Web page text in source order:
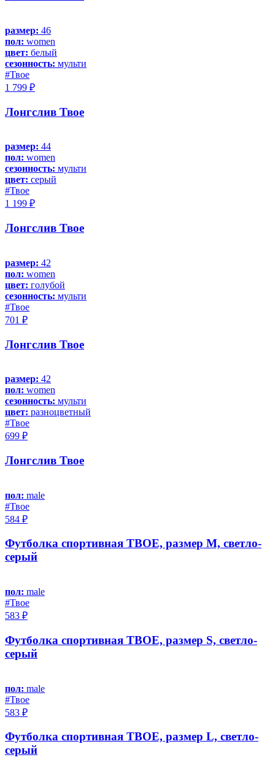
размер: 46
пол: women
цвет: белый
сезонность: мульти
#Твое
1 799 ₽
Лонгслив Твое
размер: 44
пол: women
сезонность: мульти
цвет: серый
#Твое
1 199 ₽
Лонгслив Твое
размер: 42
пол: women
цвет: голубой
сезонность: мульти
#Твое
701 ₽
Лонгслив Твое
размер: 42
пол: women
сезонность: мульти
цвет: разноцветный
#Твое
699 ₽
Лонгслив Твое
пол: male
#Твое
584 ₽
Футболка спортивная ТВОЕ, размер M, светло-
серый
пол: male
#Твое
583 ₽
Футболка спортивная ТВОЕ, размер S, светло-
серый
пол: male
#Твое
583 ₽
Футболка спортивная ТВОЕ, размер L, светло-
серый